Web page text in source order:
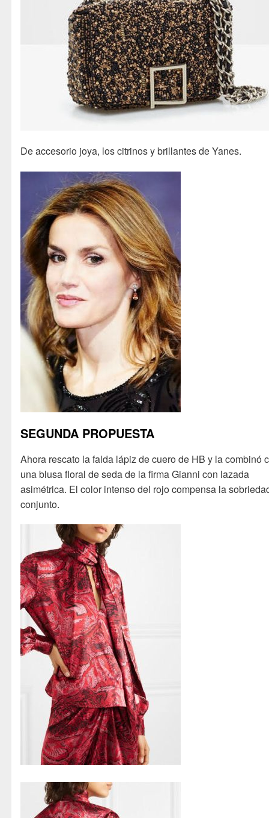
De accesorio joya, los citrinos y brillantes de Yanes.
SEGUNDA PROPUESTA
Ahora rescato la falda lápiz de cuero de HB y la combinó
una blusa floral de seda de la firma Gianni con lazada
asimétrica. El color intenso del rojo compensa la
conjunto.